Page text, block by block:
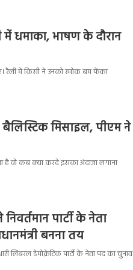
धमाका, भाषण के दौरान
रैली में किसी ने उनको स्मोक बम फेंका
बैलिस्टिक मिसाइल, पीएम ने
है वो कब क्या करदे इसका अंदाजा लगाना
पार्टी के नेता
बनना तय
लिबरल डेमोक्रेटिक पार्टी के नेता पद का चुनाव